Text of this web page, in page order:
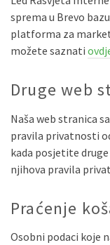
sprema u Brevo
platforma za
možete saznati
Druge web
Naša web stranica
pravila privatnosti
kada posjetite
njihova pravila
Praćenje
Osobni podaci koje